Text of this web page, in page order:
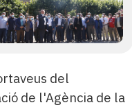
del
de l'Agència de la